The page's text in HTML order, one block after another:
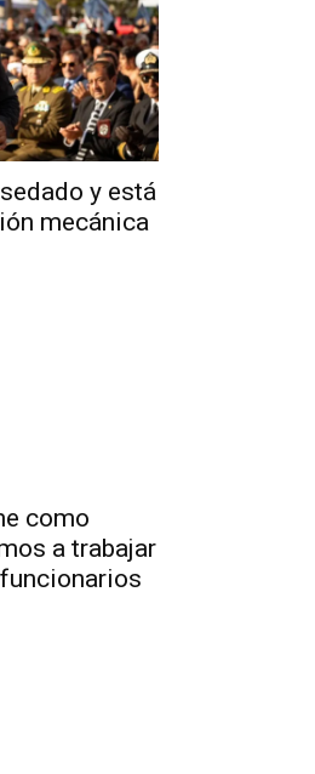
y está
mecánica
como
a trabajar